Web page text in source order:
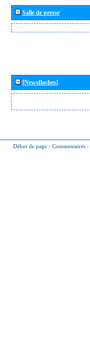
Salle de presse
[Newsflashes]
Début de page - Commentaires -